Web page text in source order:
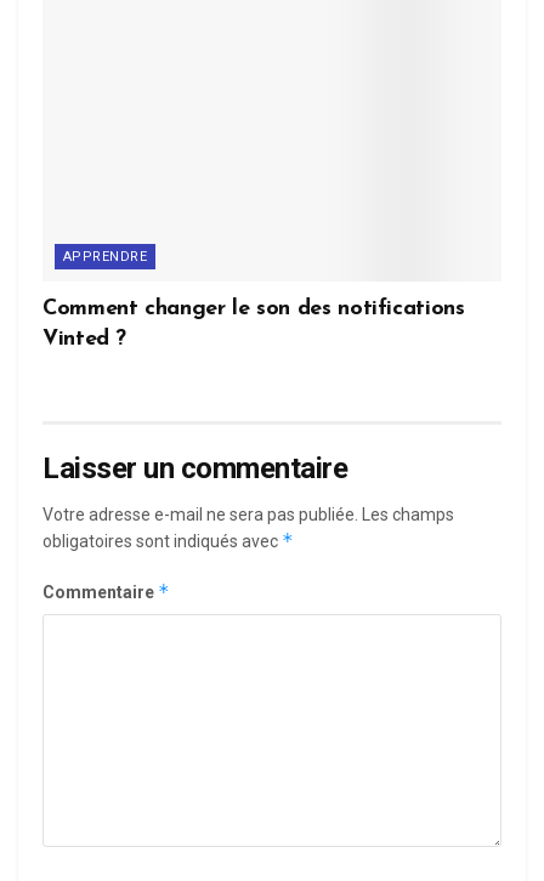
APPRENDRE
Comment changer le son des notifications
Vinted ?
Laisser un commentaire
Votre adresse e-mail ne sera pas publiée. Les champs
obligatoires sont indiqués avec *
Commentaire *